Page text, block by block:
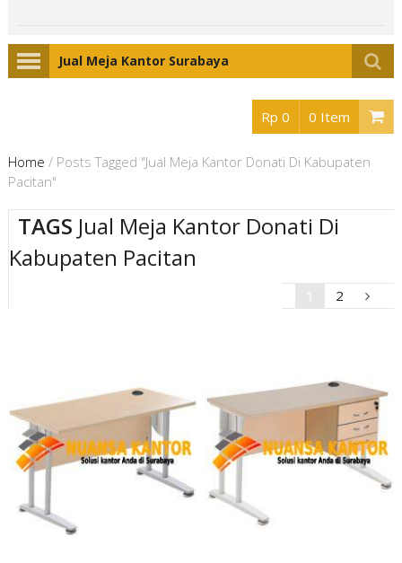
Jual Meja Kantor Surabaya
Rp 0 0 Item
Home / Posts Tagged "Jual Meja Kantor Donati Di Kabupaten
Pacitan"
TAGS Jual Meja Kantor Donati Di
Kabupaten Pacitan
2